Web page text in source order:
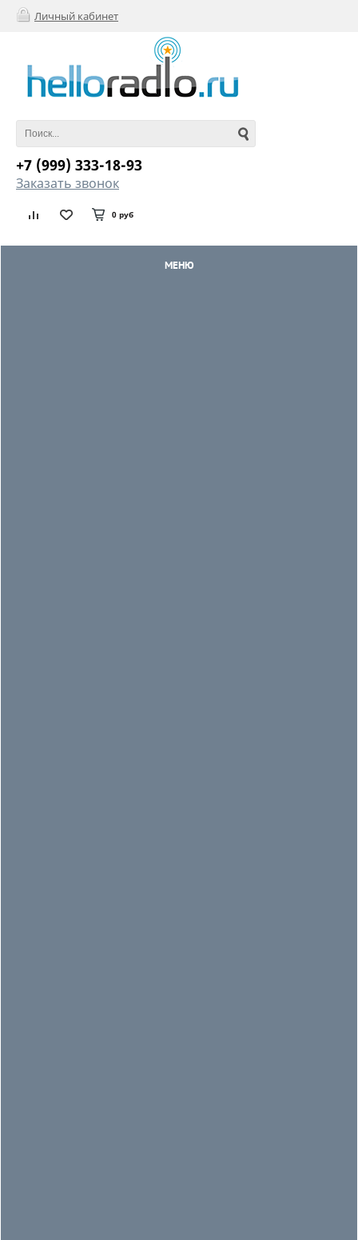
Личный кабинет
+7 (999) 333-18-93
Заказать звонок
0 руб
МЕНЮ